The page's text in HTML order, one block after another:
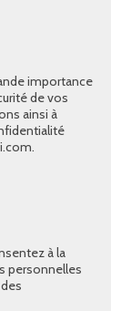
importance
de vos
ainsi à
à la
personnelles